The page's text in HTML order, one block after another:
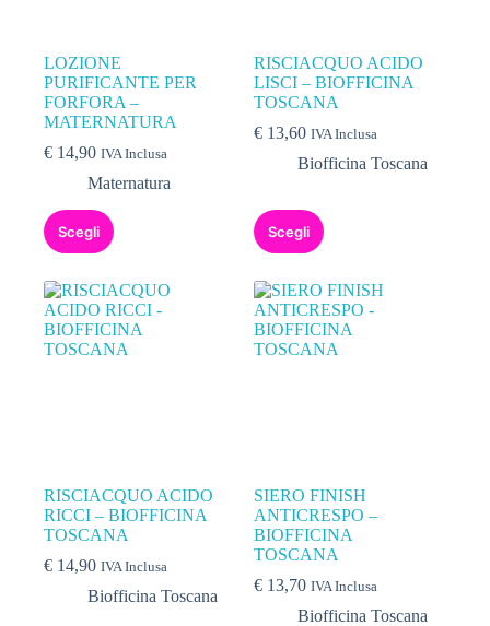
LOZIONE
PURIFICANTE PER
FORFORA –
MATERNATURA
€ 14,90 IVA Inclusa
Maternatura
Scegli
RISCIACQUO ACIDO
LISCI – BIOFFICINA
TOSCANA
€ 13,60 IVA Inclusa
Biofficina Toscana
Scegli
RISCIACQUO ACIDO
RICCI – BIOFFICINA
TOSCANA
€ 14,90 IVA Inclusa
Biofficina Toscana
SIERO FINISH
ANTICRESPO –
BIOFFICINA
TOSCANA
€ 13,70 IVA Inclusa
Biofficina Toscana